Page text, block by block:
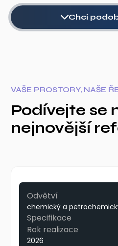
Chci
VAŠE PROSTORY, NAŠE
Podívejte se
nejnovější
Odvětví
chemický a
Specifikace
Rok realizace
2026